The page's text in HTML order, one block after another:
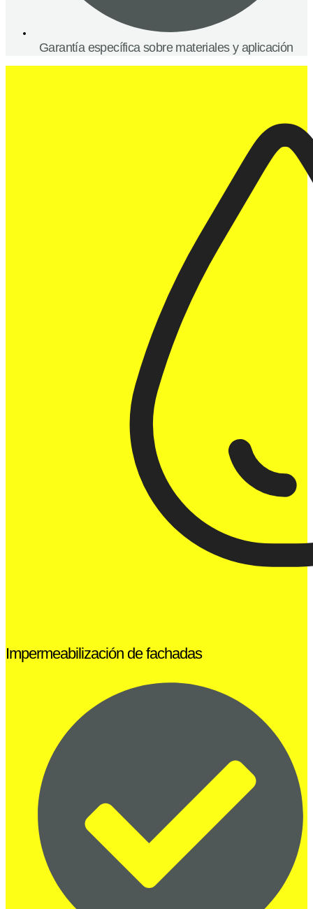
Garantía específica sobre materiales y aplicación
Impermeabilización de fachadas